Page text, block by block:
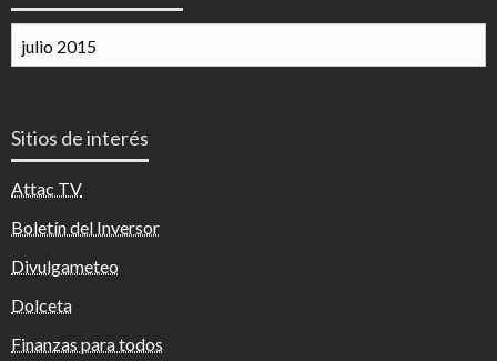
mensuales
Sitios de interés
Attac TV
Boletín del Inversor
Divulgameteo
Dolceta
Finanzas para todos